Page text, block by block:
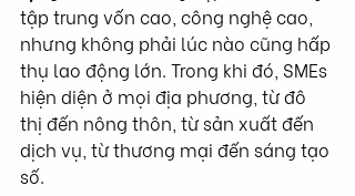
tập trung vốn cao, công nghệ cao,
nhưng không phải lúc nào cũng hấp
thụ lao động lớn. Trong khi đó, SMEs
hiện diện ở mọi địa phương, từ đô
thị đến nông thôn, từ sản xuất đến
dịch vụ, từ thương mại đến sáng tạo
số.